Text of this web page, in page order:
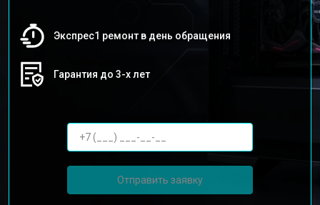
Экспрес1 ремонт в день обращения
Гарантия до 3-х лет
Отправить заявку